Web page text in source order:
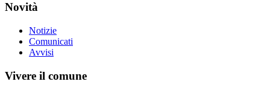
Novità
Notizie
Comunicati
Avvisi
Vivere il comune